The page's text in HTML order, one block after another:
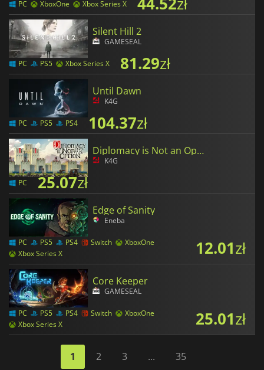
PC XboxOne Xbox Series X
Silent Hill 2
GAMESEAL
PC PS5 Xbox Series X 81.29zł
Until Dawn
K4G
PC PS5 PS4 104.37zł
Diplomacy is Not an Option
K4G
PC 25.07zł
Edge of Sanity
Eneba
PC PS5 PS4 Switch
XboxOne
Xbox Series X
12.01zł
Core Keeper
GAMESEAL
PC PS5 PS4 Switch
XboxOne
Xbox Series X
25.01zł
1 2 3 ... 35